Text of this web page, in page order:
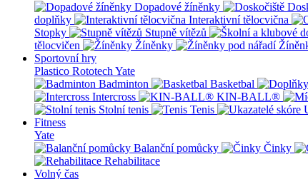
Dopadové žíněnky
doplňky
Interaktivní tělocvična
Stopky
Stupně vítězů
tělocvičen
Žíněnky
Sportovní hry
Plastico Rototech Yate
Badminton
Basketbal
Intercross
KIN-BALL®
Stolní tenis
Tenis
Fitness
Yate
Balanční pomůcky
Činky
Rehabilitace
Volný čas